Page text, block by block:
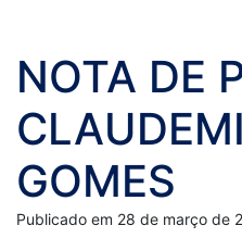
NOTA DE
GOMES
Publicado em 28 de março de